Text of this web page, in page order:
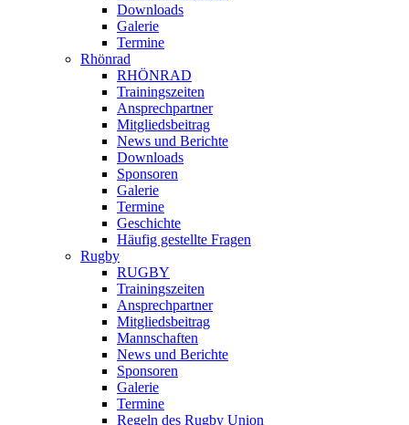
Downloads
Galerie
Termine
Rhönrad
RHÖNRAD
Trainingszeiten
Ansprechpartner
Mitgliedsbeitrag
News und Berichte
Downloads
Sponsoren
Galerie
Termine
Geschichte
Häufig gestellte Fragen
Rugby
RUGBY
Trainingszeiten
Ansprechpartner
Mitgliedsbeitrag
Mannschaften
News und Berichte
Sponsoren
Galerie
Termine
Regeln des Rugby Union